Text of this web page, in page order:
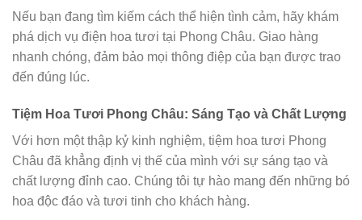
Nếu bạn đang tìm kiếm cách thể hiện tình cảm, hãy khám
phá dịch vụ điện hoa tươi tại Phong Châu. Giao hàng
nhanh chóng, đảm bảo mọi thông điệp của bạn được trao
đến đúng lúc.
Tiệm Hoa Tươi Phong Châu: Sáng Tạo và Chất Lượng
Với hơn một thập kỷ kinh nghiệm, tiệm hoa tươi Phong
Châu đã khẳng định vị thế của mình với sự sáng tạo và
chất lượng đỉnh cao. Chúng tôi tự hào mang đến những bó
hoa độc đáo và tươi tinh cho khách hàng.